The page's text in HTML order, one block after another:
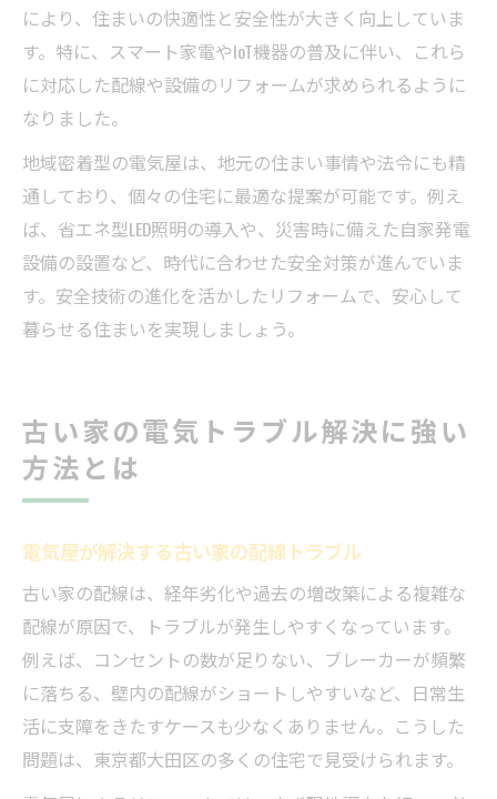
により、住まいの快適性と安全性が大きく向上していま
す。特に、スマート家電やIoT機器の普及に伴い、これら
に対応した配線や設備のリフォームが求められるように
なりました。
地域密着型の電気屋は、地元の住まい事情や法令にも精
通しており、個々の住宅に最適な提案が可能です。例え
ば、省エネ型LED照明の導入や、災害時に備えた自家発電
設備の設置など、時代に合わせた安全対策が進んでいま
す。安全技術の進化を活かしたリフォームで、安心して
暮らせる住まいを実現しましょう。
古い家の電気トラブル解決に強い
方法とは
電気屋が解決する古い家の配線トラブル
古い家の配線は、経年劣化や過去の増改築による複雑な
配線が原因で、トラブルが発生しやすくなっています。
例えば、コンセントの数が足りない、ブレーカーが頻繁
に落ちる、壁内の配線がショートしやすいなど、日常生
活に支障をきたすケースも少なくありません。こうした
問題は、東京都大田区の多くの住宅で見受けられます。